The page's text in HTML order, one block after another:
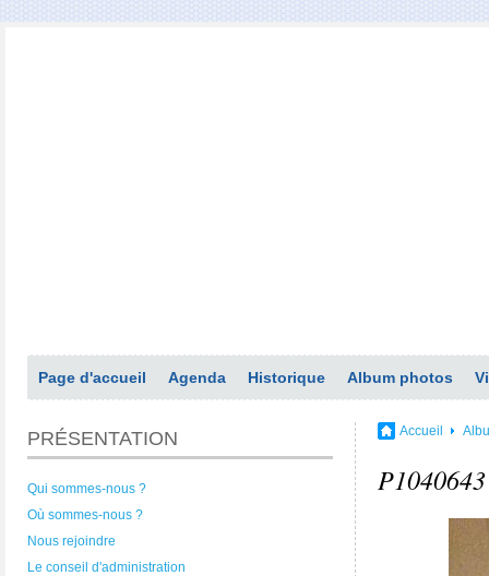
Page d'accueil Agenda Historique Album photos
PRÉSENTATION
Qui sommes-nous ?
Où sommes-nous ?
Nous rejoindre
Le conseil d'administration
Accueil
P1040643